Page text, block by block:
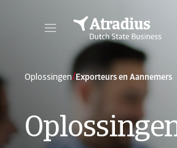
Oplossingen/Exporteurs en Aannemers